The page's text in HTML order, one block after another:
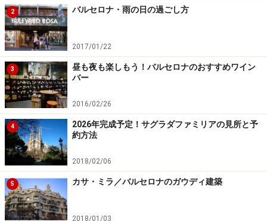
ロ～です。
ゴシック地区のランブラス通りやピ広場の周辺にあるの
で、観光の足休めに立ち寄ってみてはいかがでしょう
か。
＜DATA＞※2018年現在、閉店しております。
■Ham on Wheels（ハム・オン・フィールズ）
住所：Plaça Sant Josep Oriol 6 Barcelona
TEL：なし
定休日：なし
営業時間：11:00～24:00
2 バルセロナ・雨の日の過ごし方
2017/01/22
3
昼も夜も楽しもう！バルセロナのおすすめワイン
バー
2016/02/26
4
2026年完成予定！サグラダファミリアの見所と予
約方法
2018/02/06
5 カサ・ミラ／バルセロナのガウディ建築
2018/01/03